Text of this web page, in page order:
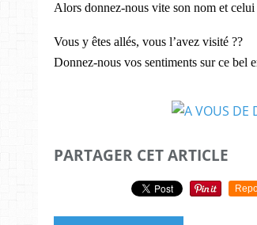
Alors donnez-nous vite son nom et
Vous y êtes allés, vous l’avez visité ??
Donnez-nous vos sentiments sur ce bel
PARTAGER CET ARTICLE